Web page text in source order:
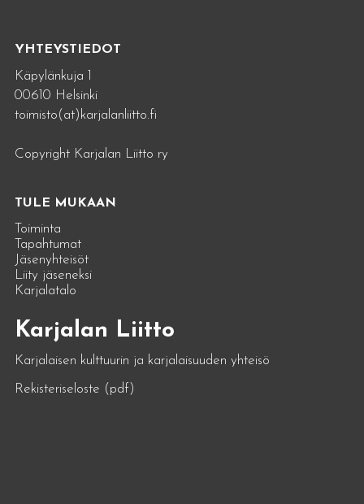
YHTEYSTIEDOT
Käpylänkuja 1
00610 Helsinki
toimisto(at)karjalanliitto.fi
Copyright Karjalan Liitto ry
TULE MUKAAN
Toiminta
Tapahtumat
Jäsenyhteisöt
Liity jäseneksi
Karjalatalo
Karjalan Liitto
Karjalaisen kulttuurin ja karjalaisuuden yhteisö
Rekisteriseloste (pdf)